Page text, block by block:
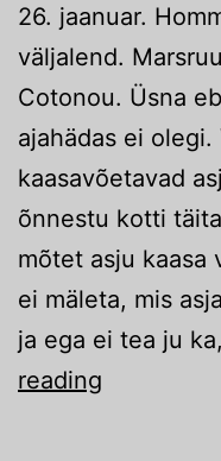
26. jaanuar.
väljalend.
Cotonou. Üsna
ajahädas ei olegi.
kaasavõetavad
õnnestu kotti
mõtet asju kaasa
ei mäleta, mis
ja ega ei tea ju
reading